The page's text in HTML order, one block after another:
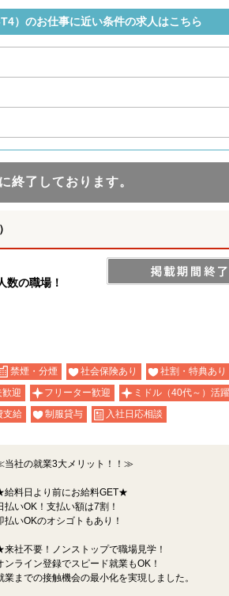
）のお仕事に近い条件の求人はこちら
終了しております。
数の職場！
禁煙・分煙 社会保険あり
社割・特典あり
歓迎 フリーター歓迎
ミドル（40代～）活
支給 制服貸与 入社日応相談
当社の就業3大メリット！！≫
給料日より前にお給料GET★
払いOK！支払い額は7割！
払いOKのオシゴトもあり！
社不要！ノンストップで職場見学！
ンライン登録でスピード就業もOK！
業までの接触機会の最小化を実現しました。